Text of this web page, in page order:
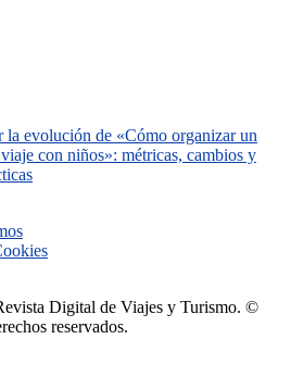
la evolución de «Cómo organizar un
con niños»: métricas, cambios y
Digital de Viajes y Turismo. ©
reservados.